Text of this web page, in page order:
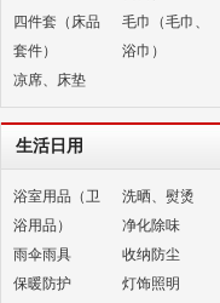
四件套（床品
套件）
毛巾（毛巾、
浴巾）
凉席、床垫
生活日用
浴室用品（卫
浴用品）
洗晒、熨烫
净化除味
雨伞雨具
收纳防尘
保暖防护
灯饰照明